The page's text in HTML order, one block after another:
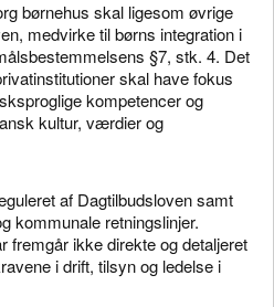
børnehus skal ligesom øvrige
medvirke til børns integration i
§7, stk. 4. Det
skal have fokus
kompetencer og
kultur, værdier og
af Dagtilbudsloven samt
kommunale retningslinjer.
fremgår ikke direkte og detaljeret
i drift, tilsyn og ledelse i